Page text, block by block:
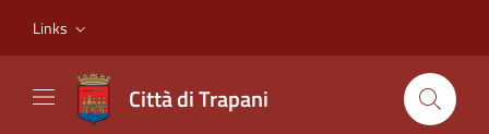
Links
Città di Trapani